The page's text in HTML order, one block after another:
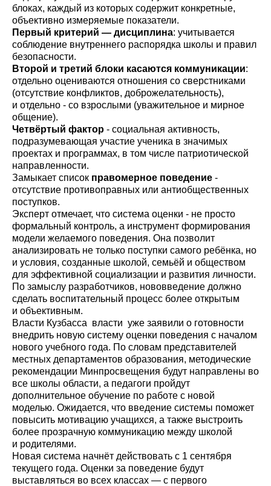
блоках, каждый из которых содержит конкретные,
объективно измеряемые показатели.
Первый критерий — дисциплина: учитывается
соблюдение внутреннего распорядка школы и правил
безопасности.
Второй и третий блоки касаются коммуникации:
отдельно оцениваются отношения со сверстниками
(отсутствие конфликтов, доброжелательность),
и отдельно - со взрослыми (уважительное и мирное
общение).
Четвёртый фактор - социальная активность,
подразумевающая участие ученика в значимых
проектах и программах, в том числе патриотической
направленности.
Замыкает список правомерное поведение -
отсутствие противоправных или антиобщественных
поступков.
Эксперт отмечает, что система оценки - не просто
формальный контроль, а инструмент формирования
модели желаемого поведения. Она позволит
анализировать не только поступки самого ребёнка, но
и условия, созданные школой, семьёй и обществом
для эффективной социализации и развития личности.
По замыслу разработчиков, нововведение должно
сделать воспитательный процесс более открытым
и объективным.
Власти Кузбасса власти уже заявили о готовности
внедрить новую систему оценки поведения с началом
нового учебного года. По словам представителей
местных департаментов образования, методические
рекомендации Минпросвещения будут направлены во
все школы области, а педагоги пройдут
дополнительное обучение по работе с новой
моделью. Ожидается, что введение системы поможет
повысить мотивацию учащихся, а также выстроить
более прозрачную коммуникацию между школой
и родителями.
Новая система начнёт действовать с 1 сентября
текущего года. Оценки за поведение будут
выставляться во всех классах — с первого